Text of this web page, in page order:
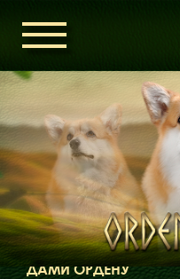
ОРДЕН КЕЛЬТІВ
НОВИНИ
ДИТЯЧА КІМНАТА
КОНТАКТИ
НАШІ КОРГІ
ДАМИ ОРДЕНУ